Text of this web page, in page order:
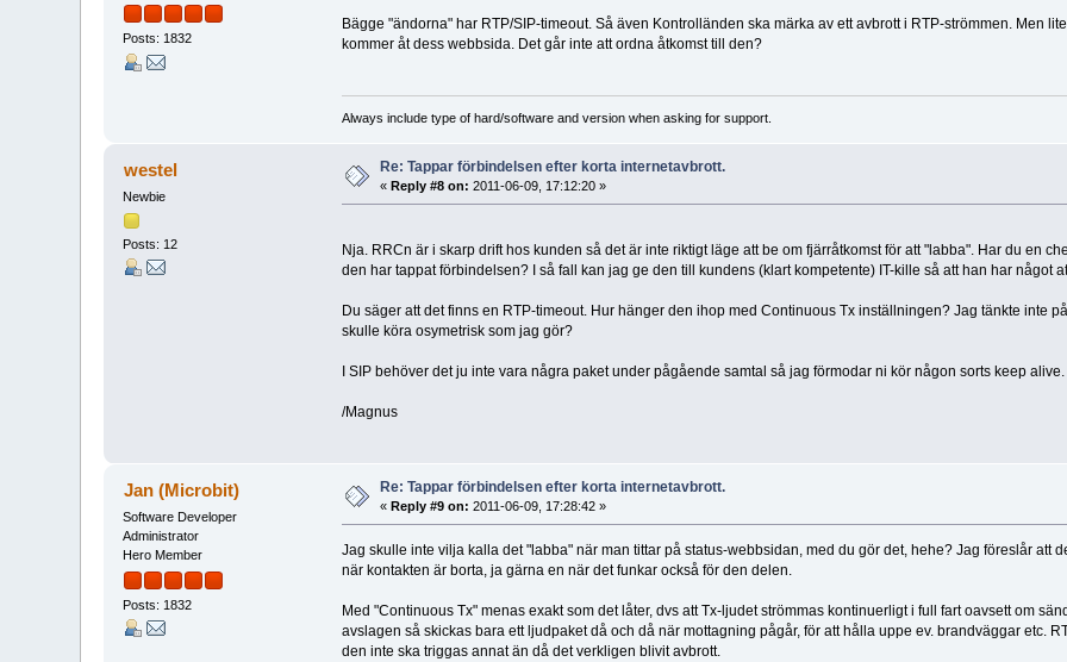
Posts: 1832
Bägge "ändorna" har RTP/SIP-timeout. Så även Kontrolländen ska märka av ett avbrott i RTP-strömmen. Men
kommer åt dess webbsida. Det går inte att ordna åtkomst till den?
Always include type of hard/software and version when asking for support.
westel
Newbie
Posts: 12
Re: Tappar förbindelsen efter korta internetavbrott.
«Reply #8 on: 2011-06-09, 17:12:20 »
Nja. RRCn är i skarp drift hos kunden så det är inte riktigt läge att be om fjärråtkomst för att "labba". Har du en
den har tappat förbindelsen? I så fall kan jag ge den till kundens (klart kompetente) IT-kille så att han har något
Du säger att det finns en RTP-timeout. Hur hänger den ihop med Continuous Tx inställningen? Jag tänkte inte
skulle köra osymetrisk som jag gör?
I SIP behöver det ju inte vara några paket under pågående samtal så jag förmodar ni kör någon sorts keep
/Magnus
Jan (Microbit)
Software Developer
Administrator
Hero Member
Posts: 1832
Re: Tappar förbindelsen efter korta internetavbrott.
«Reply #9 on: 2011-06-09, 17:28:42 »
Jag skulle inte vilja kalla det "labba" när man tittar på status-webbsidan, med du gör det, hehe? Jag föreslår att
när kontakten är borta, ja gärna en när det funkar också för den delen.
Med "Continuous Tx" menas exakt som det låter, dvs att Tx-ljudet strömmas kontinuerligt i full fart oavsett om
avslagen så skickas bara ett ljudpaket då och då när mottagning pågår, för att hålla uppe ev. brandväggar etc.
den inte ska triggas annat än då det verkligen blivit avbrott.